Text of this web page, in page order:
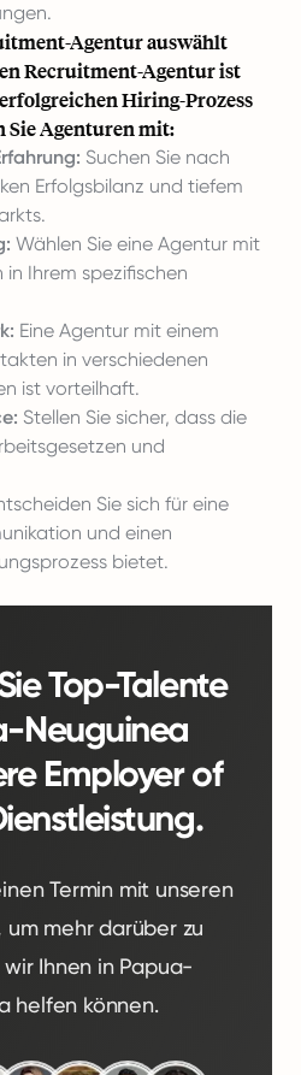
Agentur auswählt
Recruitment-Agentur ist
Hiring-Prozess
Sie Agenturen mit:
Suchen Sie nach
Erfolgsbilanz und tiefem
Wählen Sie eine Agentur mit
in Ihrem spezifischen
Eine Agentur mit einem
in verschiedenen
ist vorteilhaft.
Stellen Sie sicher, dass die
und
Sie sich für eine
und einen
bietet.
Top-Talente
Neuguinea
Employer of
Termin mit unseren
um mehr darüber zu
Ihnen in Papua-
helfen können.